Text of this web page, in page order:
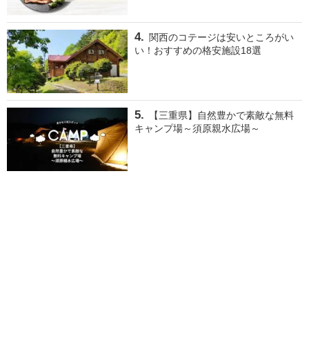
関西のコテージは安いところがい
い！おすすめの格安施設18選
【三重県】自然豊かで素敵な無料
キャンプ場～須原親水広場～